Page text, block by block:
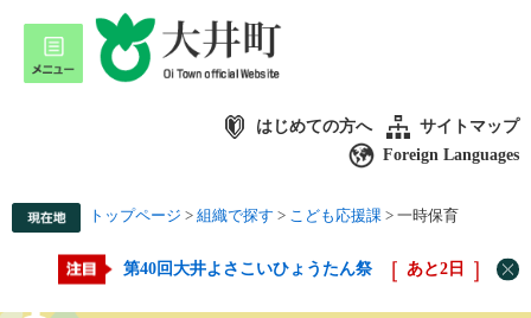
はじめての方へ
サイトマップ
Foreign Languages
トップページ > 組織で探す > こども応援課 > 一時保育
第40回大井よさこいひょうたん祭 あと2 日